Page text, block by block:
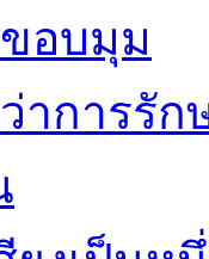
อบมุม
ว่าการรั